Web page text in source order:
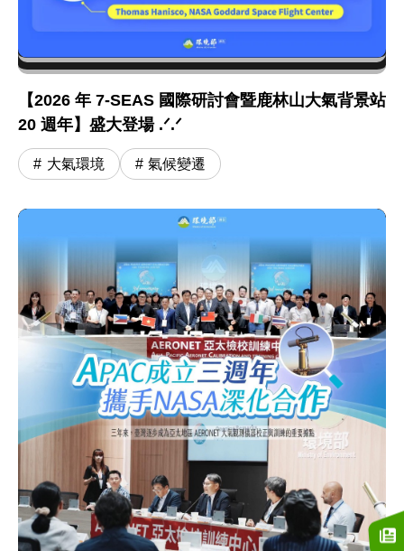
【2026 年 7-SEAS 國際研討會暨鹿林山大氣背景站
20 週年】盛大登場 .ᐟ.ᐟ
大氣環境 氣候變遷